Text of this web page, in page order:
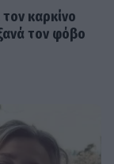
καρκίνο
τον φόβο